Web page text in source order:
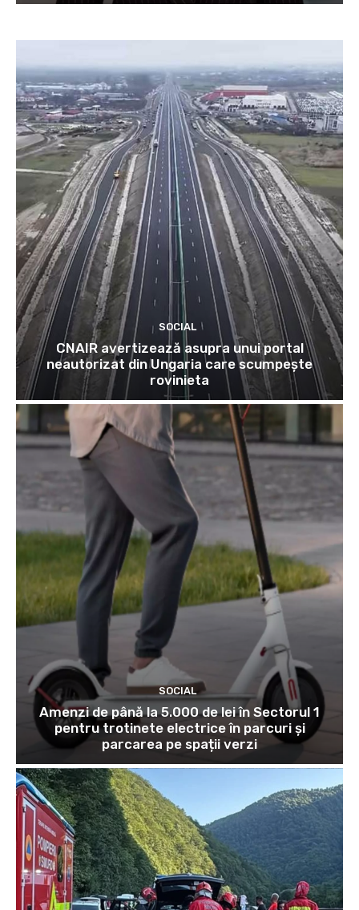
SOCIAL
CNAIR avertizează asupra unui portal
neautorizat din Ungaria care scumpește
rovinieta
SOCIAL
Amenzi de până la 5.000 de lei în Sectorul 1
pentru trotinete electrice în parcuri și
parcarea pe spații verzi